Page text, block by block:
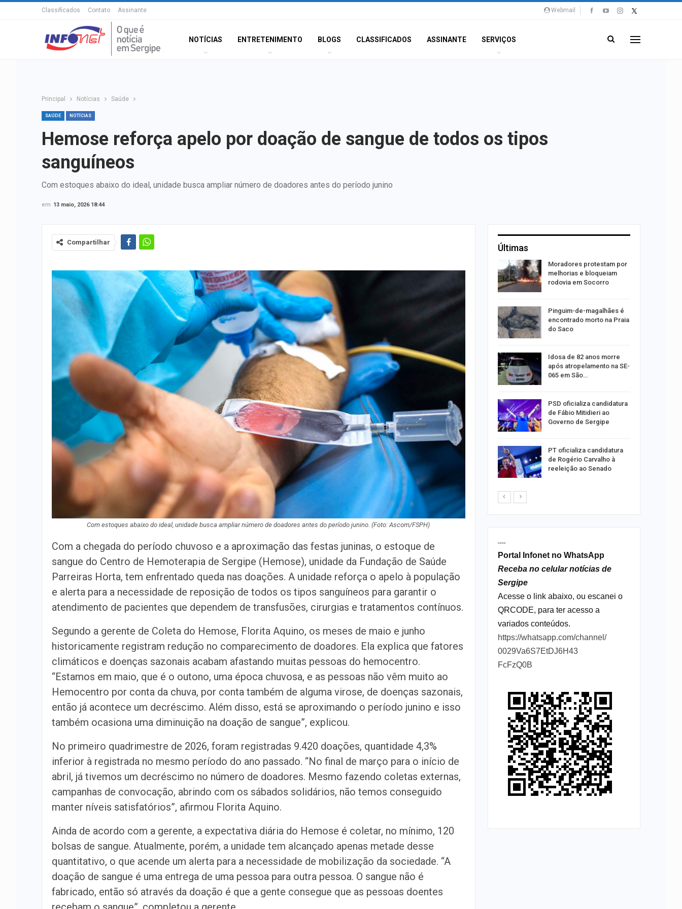
Webmail
Classificados Contato Assinante
NOTÍCIAS ENTRETENIMENTO BLOGS CLASSIFICADOS ASSINANTE SERVIÇOS
Principal Notícias Saúde
SAÚDE NOTÍCIAS
Hemose reforça apelo por doação de sangue de todos os tipos
sanguíneos
Com estoques abaixo do ideal, unidade busca ampliar número de doadores antes do período junino
em 13 maio, 2026 18:44
Compartilhar
Com estoques abaixo do ideal, unidade busca ampliar número de doadores antes do período junino. (Foto: Ascom/FSPH)
Com a chegada do período chuvoso e a aproximação das festas juninas, o estoque de
sangue do Centro de Hemoterapia de Sergipe (Hemose), unidade da Fundação de Saúde
Parreiras Horta, tem enfrentado queda nas doações. A unidade reforça o apelo à população
e alerta para a necessidade de reposição de todos os tipos sanguíneos para garantir o
atendimento de pacientes que dependem de transfusões, cirurgias e tratamentos contínuos.
Segundo a gerente de Coleta do Hemose, Florita Aquino, os meses de maio e junho
historicamente registram redução no comparecimento de doadores. Ela explica que fatores
climáticos e doenças sazonais acabam afastando muitas pessoas do hemocentro.
“Estamos em maio, que é o outono, uma época chuvosa, e as pessoas não vêm muito ao
Hemocentro por conta da chuva, por conta também de alguma virose, de doenças sazonais,
então já acontece um decréscimo. Além disso, está se aproximando o período junino e isso
também ocasiona uma diminuição na doação de sangue”, explicou.
No primeiro quadrimestre de 2026, foram registradas 9.420 doações, quantidade 4,3%
inferior à registrada no mesmo período do ano passado. “No final de março para o início de
abril, já tivemos um decréscimo no número de doadores. Mesmo fazendo coletas externas,
campanhas de convocação, abrindo com os sábados solidários, não temos conseguido
manter níveis satisfatórios”, afirmou Florita Aquino.
Ainda de acordo com a gerente, a expectativa diária do Hemose é coletar, no mínimo, 120
bolsas de sangue. Atualmente, porém, a unidade tem alcançado apenas metade desse
quantitativo, o que acende um alerta para a necessidade de mobilização da sociedade. “A
doação de sangue é uma entrega de uma pessoa para outra pessoa. O sangue não é
fabricado, então só através da doação é que a gente consegue que as pessoas doentes
Últimas
Idoso sofre mal súbito e
colide veículo contra
Prouni 2026: divulgado o
resultado de nova
chamada para o 2º…
Produção de petróleo em
Sergipe aumentou 1,7% em
junho
Plataforma GO Sergipe
disponibiliza vagas para
cozinheiro e…
Moradores protestam por
melhorias e bloqueiam
rodovia em Socorro
Pinguim-de-magalhães é
encontrado morto na Praia
do Saco
Idosa de 82 anos morre
após atropelamento na SE-
065 em São…
PSD oficializa candidatura
de Fábio Mitidieri ao
Governo de Sergipe
PT oficializa candidatura
de Rogério Carvalho à
reeleição ao Senado
----
Portal Infonet no WhatsApp
Receba no celular notícias de
Sergipe
Acesse o link abaixo, ou escanei o
QRCODE, para ter acesso a
variados conteúdos.
https://whatsapp.com/channel/
0029Va6S7EtDJ6H43
FcFzQ0B